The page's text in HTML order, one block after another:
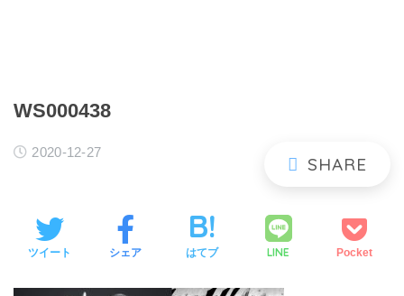
WS000438
2020-12-27
ツイート シェア はてブ LINE Pocket